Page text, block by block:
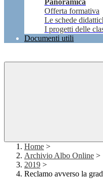
Panoramica
Offerta formativa
Le schede
I progetti delle
Documenti utili
Home >
Archivio Albo Online >
2019 >
Reclamo avverso la